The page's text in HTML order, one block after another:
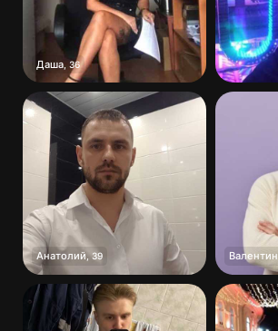
Даша 36
Анатолий ,39 Валентин